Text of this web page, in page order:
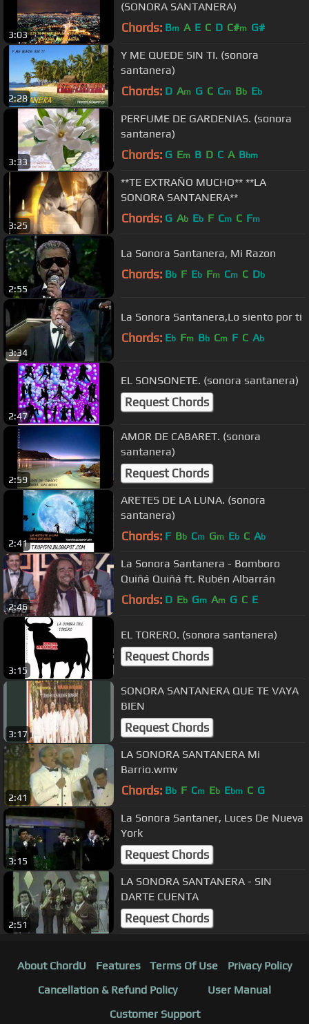
3:03
(SONORA SANTANERA)
Chords: Bm A E C D C#m G#
2:28
Y ME QUEDE SIN TI. (sonora
santanera)
Chords: D Am G C Cm Bb Eb
3:33
PERFUME DE GARDENIAS. (sonora
santanera)
Chords: G Em B D C A Bbm
3:25
**TE EXTRAÑO MUCHO** **LA
SONORA SANTANERA**
Chords: G Ab Eb F Cm C Fm
2:55
La Sonora Santanera, Mi Razon
Chords: Bb F Eb Fm Cm C Db
3:34
La Sonora Santanera,Lo siento por ti
Chords: Eb Fm Bb Cm F C Ab
2:47
EL SONSONETE. (sonora santanera)
Request Chords
2:59
AMOR DE CABARET. (sonora
santanera)
Request Chords
2:41
ARETES DE LA LUNA. (sonora
santanera)
Chords: F Bb Cm Gm Eb C Ab
2:46
La Sonora Santanera - Bomboro
Quiñá Quiñá ft. Rubén Albarrán
Chords: D Eb Gm Am G C E
3:15
EL TORERO. (sonora santanera)
Request Chords
3:17
SONORA SANTANERA QUE TE VAYA
BIEN
Request Chords
2:41
LA SONORA SANTANERA Mi
Barrio.wmv
Chords: Bb F Cm Eb Ebm C G
3:15
La Sonora Santaner, Luces De Nueva
York
Request Chords
2:51
LA SONORA SANTANERA - SIN
DARTE CUENTA
Request Chords
About ChordU Features Terms Of Use
Privacy Policy
Cancellation & Refund Policy
User Manual
Customer Support